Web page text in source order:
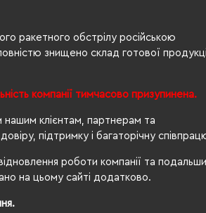
ракетного обстрілу російською
знищено склад готової
компанії тимчасово призупинена.
клієнтам, партнерам та
підтримку і багаторічну
роботи компанії та
на цьому сайті додатково.